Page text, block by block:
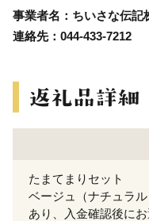
事業者名：ちいさな伝記
連絡先：044-433-7212
たまてまりセット
ベージュ（ナチュラ
あり、入金確認後にお